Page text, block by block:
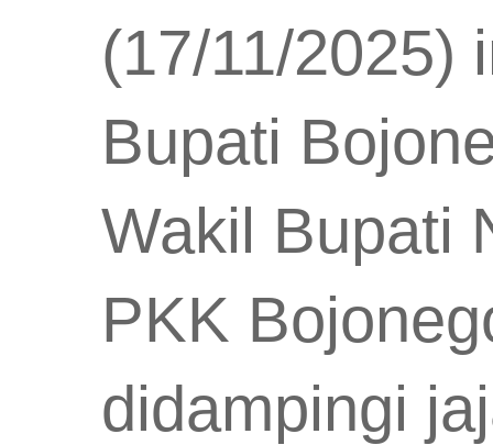
(17/11/2025)
Bupati
Wakil Bupati
PKK
didampingi